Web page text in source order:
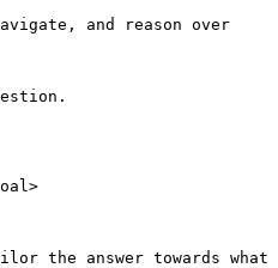
and reason over
the answer towards what